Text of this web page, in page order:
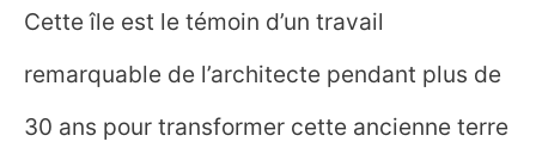
Cette île est le témoin d’un travail
remarquable de l’architecte pendant plus de
30 ans pour transformer cette ancienne terre